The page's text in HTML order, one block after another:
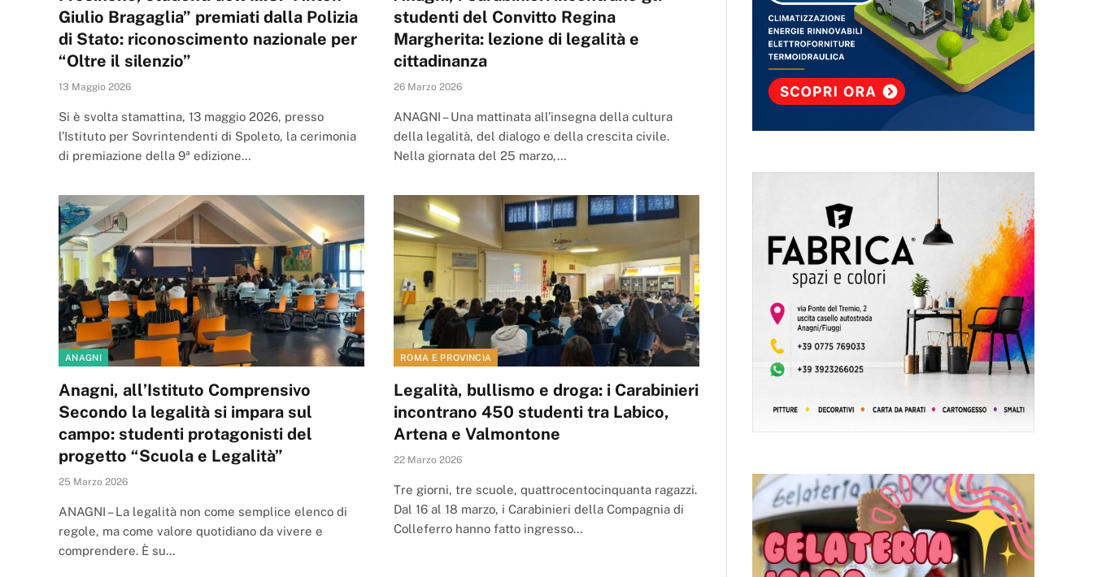
Giulio Bragaglia” premiati dalla Polizia
di Stato: riconoscimento nazionale per
“Oltre il silenzio”
13 Maggio 2026
Si è svolta stamattina, 13 maggio 2026, presso
l’Istituto per Sovrintendenti di Spoleto, la cerimonia
di premiazione della 9ª edizione…
studenti del Convitto Regina
Margherita: lezione di legalità e
cittadinanza
26 Marzo 2026
ANAGNI – Una mattinata all’insegna della cultura
della legalità, del dialogo e della crescita civile.
Nella giornata del 25 marzo,…
ANAGNI
Anagni, all’Istituto Comprensivo
Secondo la legalità si impara sul
campo: studenti protagonisti del
progetto “Scuola e Legalità”
25 Marzo 2026
ANAGNI – La legalità non come semplice elenco di
regole, ma come valore quotidiano da vivere e
comprendere. È su…
ROMA E PROVINCIA
Legalità, bullismo e droga: i Carabinieri
incontrano 450 studenti tra Labico,
Artena e Valmontone
22 Marzo 2026
Tre giorni, tre scuole, quattrocentocinquanta ragazzi.
Dal 16 al 18 marzo, i Carabinieri della Compagnia di
Colleferro hanno fatto ingresso…